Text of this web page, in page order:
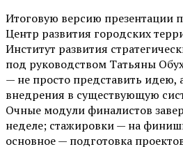
Итоговую версию презентации
Центр развития городских
Институт развития
под руководством Татьяны
— не просто представить идею,
внедрения в существующую
Очные модули финалистов
неделе; стажировки — на
основное — подготовка